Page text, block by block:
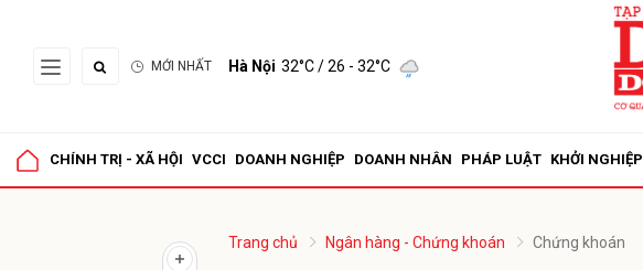
MỚI NHẤT Hà Nội 32°C/ 26 - 32°C
CHÍNH TRỊ - XÃ HỘI VCCI DOANH NGHIỆP DOANH NHÂN PHÁP LUẬT KHỞI NGHIỆP
Trang chủ Ngân hàng - Chứng khoán Chứng khoán